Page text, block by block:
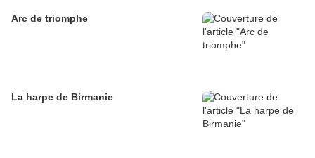
Arc de triomphe
La harpe de Birmanie